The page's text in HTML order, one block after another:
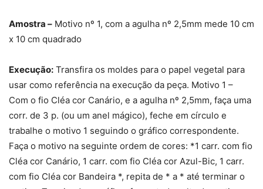
Amostra – Motivo nº 1, com a agulha nº 2,5mm mede 10 cm
x 10 cm quadrado
Execução: Transfira os moldes para o papel vegetal para
usar como referência na execução da peça. Motivo 1 –
Com o fio Cléa cor Canário, e a agulha nº 2,5mm, faça uma
corr. de 3 p. (ou um anel mágico), feche em círculo e
trabalhe o motivo 1 seguindo o gráfico correspondente.
Faça o motivo na seguinte ordem de cores: *1 carr. com fio
Cléa cor Canário, 1 carr. com fio Cléa cor Azul-Bic, 1 carr.
com fio Cléa cor Bandeira *, repita de * a * até terminar o